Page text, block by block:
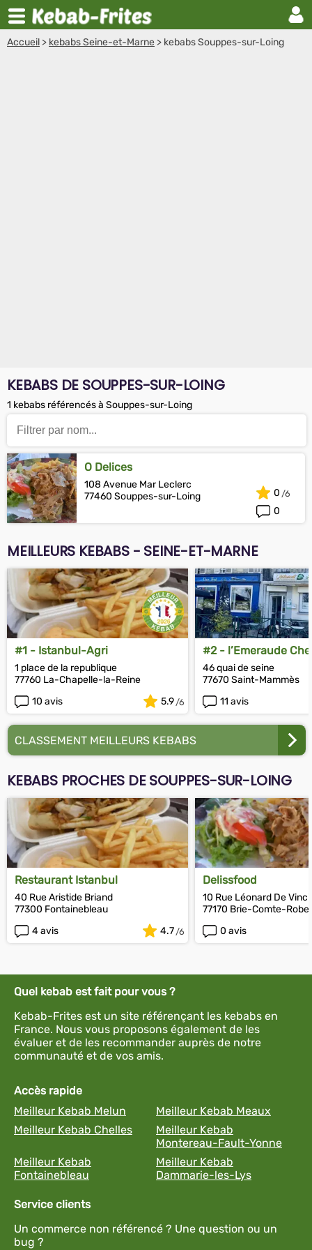
Accueil > kebabs Seine-et-Marne > kebabs Souppes-sur-Loing
KEBABS DE SOUPPES-SUR-LOING
1 kebabs référencés à Souppes-sur-Loing
O Delices
108 Avenue Mar Leclerc
77460 Souppes-sur-Loing
0
0
MEILLEURS KEBABS - SEINE-ET-MARNE
#1 - Istanbul-Agri
1 place de la republique
77760 La-Chapelle-la-Reine
10 avis
5.9
#2 - l’Emeraude
(Marmaris)
46 quai de seine
77670 Saint-Mammès
11 avis
CLASSEMENT MEILLEURS KEBABS
KEBABS PROCHES DE SOUPPES-SUR-LOING
Restaurant Istanbul
40 Rue Aristide Briand
77300 Fontainebleau
4 avis
4.7
Delissfood
10 Rue Léonard De Vinci
77170 Brie-Comte-
0 avis
Quel kebab est fait pour vous ?
Kebab-Frites est un site référençant les kebabs en
France. Nous vous proposons également de les
évaluer et de les recommander auprès de notre
communauté et de vos amis.
Accès rapide
Meilleur Kebab Melun
Meilleur Kebab Meaux
Meilleur Kebab Chelles
Meilleur Kebab
Montereau-Fault-Yonne
Meilleur Kebab
Fontainebleau
Meilleur Kebab
Dammarie-les-Lys
Service clients
Un commerce non référencé ? Une question ou un
bug ?